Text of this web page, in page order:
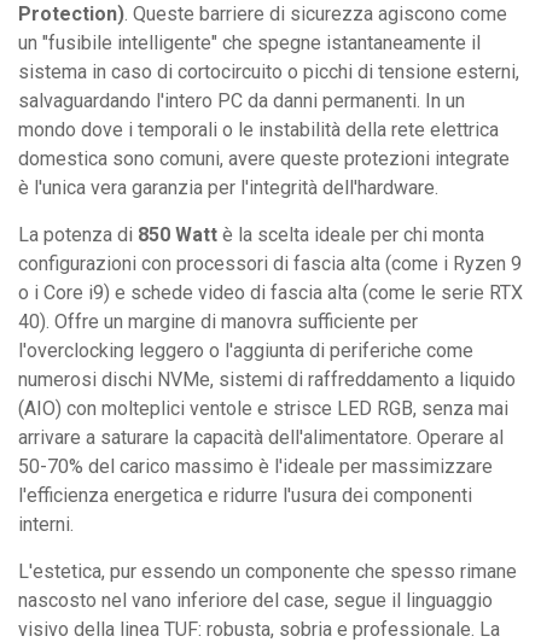
Protection) . Queste barriere di sicurezza agiscono come
un "fusibile intelligente" che spegne istantaneamente il
sistema in caso di cortocircuito o picchi di tensione esterni,
salvaguardando l'intero PC da danni permanenti. In un
mondo dove i temporali o le instabilità della rete elettrica
domestica sono comuni, avere queste protezioni integrate
è l'unica vera garanzia per l'integrità dell'hardware.
La potenza di 850 Watt è la scelta ideale per chi monta
configurazioni con processori di fascia alta (come i Ryzen 9
o i Core i9) e schede video di fascia alta (come le serie RTX
40). Offre un margine di manovra sufficiente per
l'overclocking leggero o l'aggiunta di periferiche come
numerosi dischi NVMe, sistemi di raffreddamento a liquido
(AIO) con molteplici ventole e strisce LED RGB, senza mai
arrivare a saturare la capacità dell'alimentatore. Operare al
50-70% del carico massimo è l'ideale per massimizzare
l'efficienza energetica e ridurre l'usura dei componenti
interni.
L'estetica, pur essendo un componente che spesso rimane
nascosto nel vano inferiore del case, segue il linguaggio
visivo della linea TUF: robusta, sobria e professionale. La